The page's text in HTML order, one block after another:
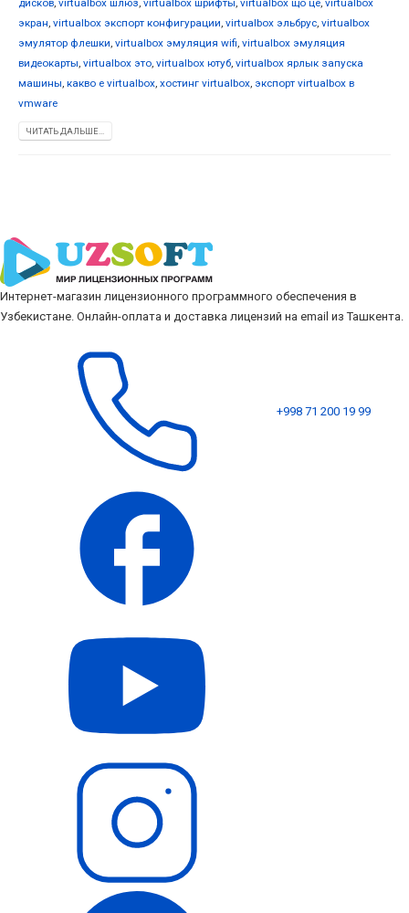
дисков, virtualbox шлюз, virtualbox шрифты, virtualbox що це, virtualbox
экран, virtualbox экспорт конфигурации, virtualbox эльбрус, virtualbox
эмулятор флешки, virtualbox эмуляция wifi, virtualbox эмуляция
видеокарты, virtualbox это, virtualbox ютуб, virtualbox ярлык запуска
машины, какво е virtualbox, хостинг virtualbox, экспорт virtualbox в
vmware
ЧИТАТЬ ДАЛЬШЕ...
Интернет-магазин лицензионного программного обеспечения в
Узбекистане. Онлайн-оплата и доставка лицензий на email из Ташкента.
+998 71 200 19 99